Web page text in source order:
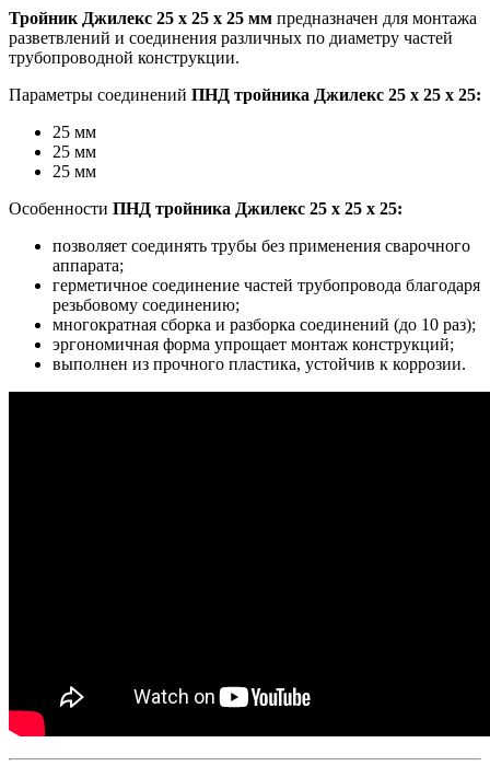
Тройник Джилекс 25 х 25 х 25 мм предназначен для монтажа
разветвлений и соединения различных по диаметру частей
трубопроводной конструкции.
Параметры соединений ПНД тройника Джилекс 25 х 25 х 25:
25 мм
25 мм
25 мм
Особенности ПНД тройника Джилекс 25 х 25 х 25:
позволяет соединять трубы без применения сварочного
аппарата;
герметичное соединение частей трубопровода благодаря
резьбовому соединению;
многократная сборка и разборка соединений (до 10 раз);
эргономичная форма упрощает монтаж конструкций;
выполнен из прочного пластика, устойчив к коррозии.